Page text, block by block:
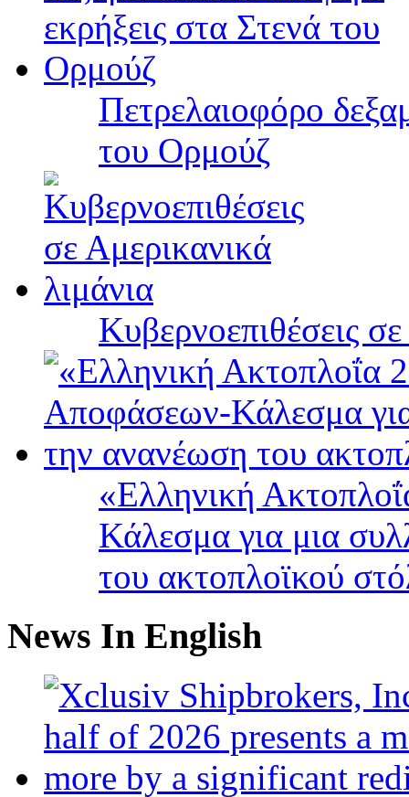
Πετρελαιοφόρο
του Ορμούζ
Κυβερνοεπιθέσεις
«Ελληνική
Κάλεσμα για μια
του ακτοπλοϊκού
News In English